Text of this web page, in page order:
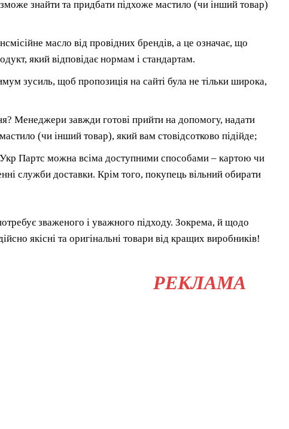
знайти та придбати підхоже мастило (чи інший товар)
масло від провідних брендів, а це означає, що
який відповідає нормам і стандартам.
зусиль, щоб пропозиція на сайті була не тільки широка,
Менеджери завжди готові прийти на допомогу, надати
(чи інший товар), який вам стовідсотково підійде;
Укр Партс можна всіма доступними способами – картою чи
служби доставки. Крім того, покупець вільний обирати
зваженого і уважного підходу. Зокрема, й щодо
якісні та оригінальні товари від кращих виробників!
РЕКЛАМА